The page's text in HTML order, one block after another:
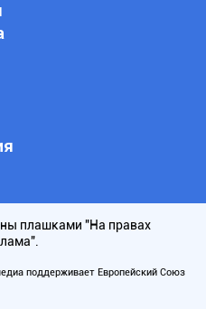
плашками "На правах
поддерживает Европейский Союз